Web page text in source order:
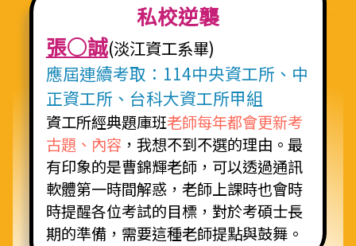
私校逆襲
張○誠(淡江資工系畢)
應屆連續考取：114中央資工所、中
正資工所、台科大資工所甲組
資工所經典題庫班老師每年都會更新考
古題、內容 ，我想不到不選的理由。最
有印象的是曹錦輝老師，可以透過通訊
軟體第一時間解惑，老師上課時也會時
時提醒各位考試的目標，對於考碩士長
期的準備，需要這種老師提點與鼓舞。